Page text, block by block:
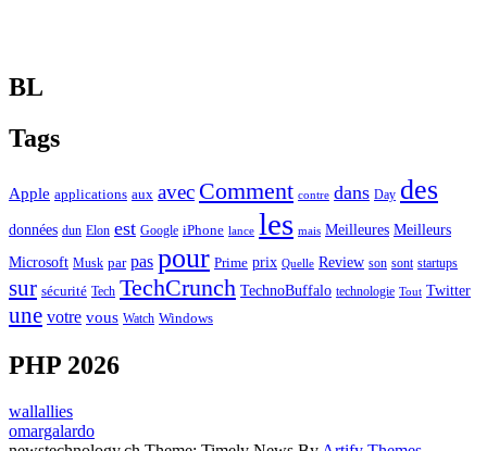
BL
Tags
Apple applications aux avec Comment contre dans Day des
données dun Elon est Google iPhone lance les mais Meilleures Meilleurs
Microsoft Musk par pas pour Prime prix Quelle Review son sont startups
sur sécurité Tech TechCrunch TechnoBuffalo technologie Tout Twitter
une votre vous Watch Windows
PHP 2026
wallallies
omargalardo